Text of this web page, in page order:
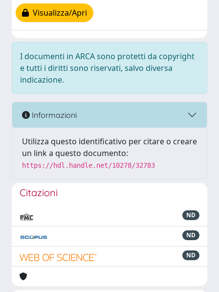
Visualizza/Apri
I documenti in ARCA sono protetti da copyright
e tutti i diritti sono riservati, salvo diversa
indicazione.
Informazioni
Utilizza questo identificativo per citare o creare
un link a questo documento:
https://hdl.handle.net/10278/32783
Citazioni
ND
ND
ND